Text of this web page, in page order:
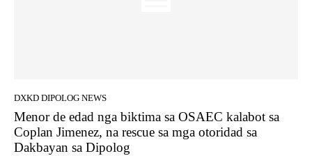
DXKD DIPOLOG NEWS
Menor de edad nga biktima sa OSAEC kalabot sa
Coplan Jimenez, na rescue sa mga otoridad sa
Dakbayan sa Dipolog